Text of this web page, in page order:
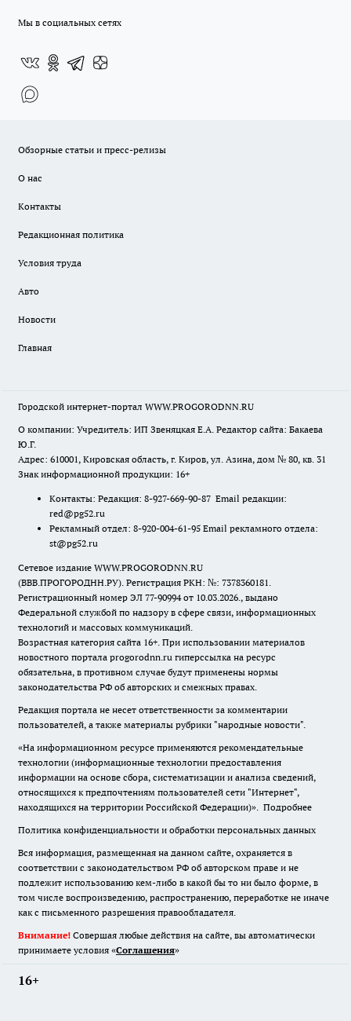
Мы в социальных сетях
Обзорные статьи и пресс-релизы
О нас
Контакты
Редакционная политика
Условия труда
Авто
Новости
Главная
Городской интернет-портал WWW.PROGORODNN.RU
О компании: Учредитель: ИП Звеняцкая Е.А. Редактор сайта: Бакаева
Ю.Г.
Адрес: 610001, Кировская область, г. Киров, ул. Азина, дом № 80, кв. 31
Знак информационной продукции: 16+
Контакты: Редакция: 8-927-669-90-87 Email редакции:
red@pg52.ru
Рекламный отдел: 8-920-004-61-95 Email рекламного отдела:
st@pg52.ru
Сетевое издание WWW.PROGORODNN.RU
(ВВВ.ПРОГОРОДНН.РУ). Регистрация РКН: №: 7378360181.
Регистрационный номер ЭЛ 77-90994 от 10.03.2026., выдано
Федеральной службой по надзору в сфере связи, информационных
технологий и массовых коммуникаций.
Возрастная категория сайта 16+. При использовании материалов
новостного портала progorodnn.ru гиперссылка на ресурс
обязательна, в противном случае будут применены нормы
законодательства РФ об авторских и смежных правах.
Редакция портала не несет ответственности за комментарии
пользователей, а также материалы рубрики "народные новости".
«На информационном ресурсе применяются рекомендательные
технологии (информационные технологии предоставления
информации на основе сбора, систематизации и анализа сведений,
относящихся к предпочтениям пользователей сети "Интернет",
находящихся на территории Российской Федерации)». Подробнее
Политика конфиденциальности и обработки персональных данных
Вся информация, размещенная на данном сайте, охраняется в
соответствии с законодательством РФ об авторском праве и не
подлежит использованию кем-либо в какой бы то ни было форме, в
том числе воспроизведению, распространению, переработке не иначе
как с письменного разрешения правообладателя.
Внимание! Совершая любые действия на сайте, вы автоматически
принимаете условия «Cоглашения»
16+